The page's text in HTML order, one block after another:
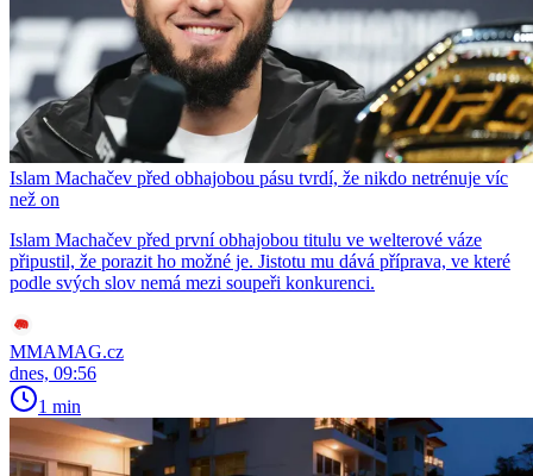
Islam Machačev před obhajobou pásu tvrdí, že nikdo netrénuje víc
než on
Islam Machačev před první obhajobou titulu ve welterové váze
připustil, že porazit ho možné je. Jistotu mu dává příprava, ve které
podle svých slov nemá mezi soupeři konkurenci.
MMAMAG.cz
dnes, 09:56
1 min